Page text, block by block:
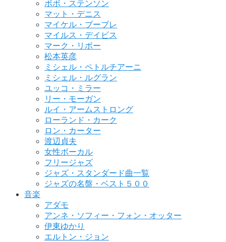
ボボ・ステンソン
マット・デニス
マイケル・ブーブレ
マイルス・デイビス
マーク・リボー
松本英彦
ミシェル・ペトルチアーニ
ミシェル・ルグラン
ユッコ・ミラー
リー・モーガン
ルイ・アームストロング
ローランド・カーク
ロン・カーター
渡辺貞夫
女性ボーカル
フリージャズ
ジャズ・スタンダード曲一覧
ジャズの名盤・ベスト５００
音楽
アダモ
アンネ・ソフィー・フォン・オッター
伊東ゆかり
エルトン・ジョン